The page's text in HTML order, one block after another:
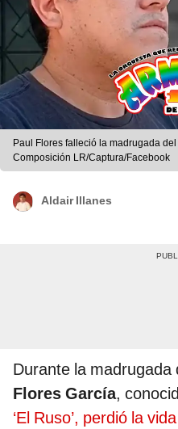
Paul Flores falleció la madrugada
Composición LR/Captura/Facebook
Aldair Illanes
Durante la madrugada
Flores García,
‘El Ruso’, perdió la